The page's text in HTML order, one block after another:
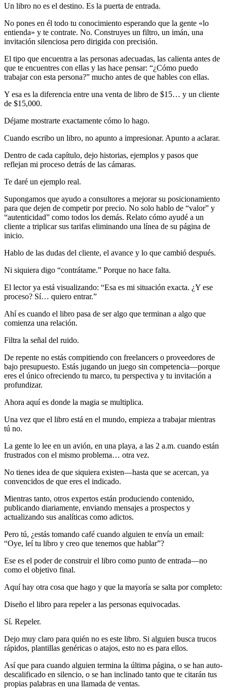
Un libro no es el destino. Es la puerta de entrada.
No pones en él todo tu conocimiento esperando que la gente «lo
entienda» y te contrate. No. Construyes un filtro, un imán, una
invitación silenciosa pero dirigida con precisión.
El tipo que encuentra a las personas adecuadas, las calienta antes de
que te encuentres con ellas y las hace pensar: “¿Cómo puedo
trabajar con esta persona?” mucho antes de que hables con ellas.
Y esa es la diferencia entre una venta de libro de $15… y un cliente
de $15,000.
Déjame mostrarte exactamente cómo lo hago.
Cuando escribo un libro, no apunto a impresionar. Apunto a aclarar.
Dentro de cada capítulo, dejo historias, ejemplos y pasos que
reflejan mi proceso detrás de las cámaras.
Te daré un ejemplo real.
Supongamos que ayudo a consultores a mejorar su posicionamiento
para que dejen de competir por precio. No solo hablo de “valor” y
“autenticidad” como todos los demás. Relato cómo ayudé a un
cliente a triplicar sus tarifas eliminando una línea de su página de
inicio.
Hablo de las dudas del cliente, el avance y lo que cambió después.
Ni siquiera digo “contrátame.” Porque no hace falta.
El lector ya está visualizando: “Esa es mi situación exacta. ¿Y ese
proceso? Sí… quiero entrar.”
Ahí es cuando el libro pasa de ser algo que terminan a algo que
comienza una relación.
Filtra la señal del ruido.
De repente no estás compitiendo con freelancers o proveedores de
bajo presupuesto. Estás jugando un juego sin competencia—porque
eres el único ofreciendo tu marco, tu perspectiva y tu invitación a
profundizar.
Ahora aquí es donde la magia se multiplica.
Una vez que el libro está en el mundo, empieza a trabajar mientras
tú no.
La gente lo lee en un avión, en una playa, a las 2 a.m. cuando están
frustrados con el mismo problema… otra vez.
No tienes idea de que siquiera existen—hasta que se acercan, ya
convencidos de que eres el indicado.
Mientras tanto, otros expertos están produciendo contenido,
publicando diariamente, enviando mensajes a prospectos y
actualizando sus analíticas como adictos.
Pero tú, ¿estás tomando café cuando alguien te envía un email:
“Oye, leí tu libro y creo que tenemos que hablar”?
Ese es el poder de construir el libro como punto de entrada—no
como el objetivo final.
Aquí hay otra cosa que hago y que la mayoría se salta por completo:
Diseño el libro para repeler a las personas equivocadas.
Sí. Repeler.
Dejo muy claro para quién no es este libro. Si alguien busca trucos
rápidos, plantillas genéricas o atajos, esto no es para ellos.
Así que para cuando alguien termina la última página, o se han auto-
descalificado en silencio, o se han inclinado tanto que te citarán tus
propias palabras en una llamada de ventas.